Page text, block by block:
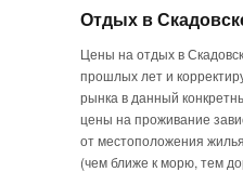
Отдых в
Цены на отдых в
прошлых лет и
рынка в данный
цены на проживание
от местоположения
(чем ближе к морю, тем